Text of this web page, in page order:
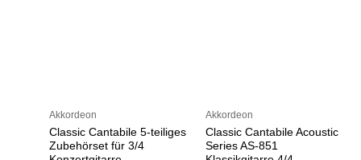
Akkordeon
Classic Cantabile 5-teiliges
Zubehörset für 3/4
Akkordeon
Classic Cantabile Acoustic
Series AS-851